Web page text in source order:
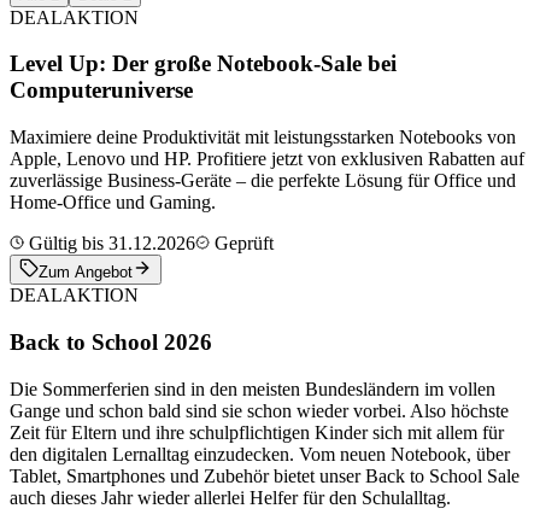
DEALAKTION
Level Up: Der große Notebook-Sale bei
Computeruniverse
Maximiere deine Produktivität mit leistungsstarken Notebooks von
Apple, Lenovo und HP. Profitiere jetzt von exklusiven Rabatten auf
zuverlässige Business-Geräte – die perfekte Lösung für Office und
Home-Office und Gaming.
Gültig bis 31.12.2026
Geprüft
Zum Angebot
DEALAKTION
Back to School 2026
Die Sommerferien sind in den meisten Bundesländern im vollen
Gange und schon bald sind sie schon wieder vorbei. Also höchste
Zeit für Eltern und ihre schulpflichtigen Kinder sich mit allem für
den digitalen Lernalltag einzudecken. Vom neuen Notebook, über
Tablet, Smartphones und Zubehör bietet unser Back to School Sale
auch dieses Jahr wieder allerlei Helfer für den Schulalltag.